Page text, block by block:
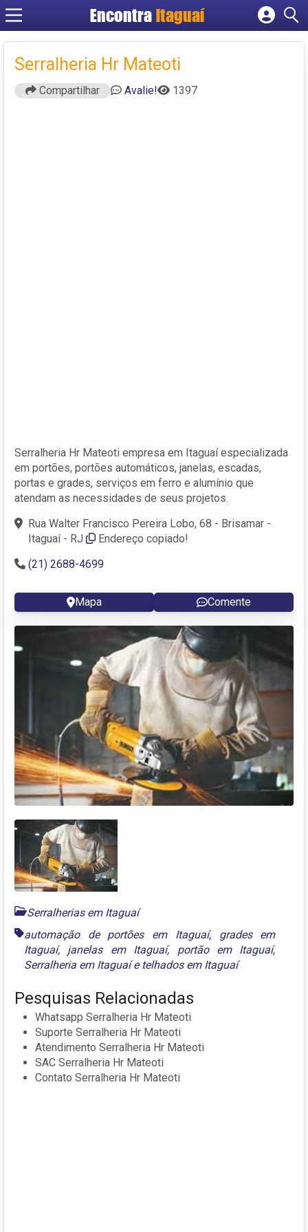
EncontraItaguaí
Cadastrar empresa
Criar conta
Serralheria Hr Mateoti
Compartilhar Avalie! 1397
Serralheria Hr Mateoti empresa em Itaguaí especializada
em portões, portões automáticos, janelas, escadas,
portas e grades, serviços em ferro e alumínio que
atendam as necessidades de seus projetos.
Rua Walter Francisco Pereira Lobo, 68 - Brisamar -
Itaguaí - RJ
Endereço copiado!
(21) 2688-4699
Mapa Comente
Serralherias em Itaguaí
automação de portões em Itaguaí, grades em
Itaguaí, janelas em Itaguaí, portão em Itaguaí,
Serralheria em Itaguaíe telhados em Itaguaí
Pesquisas Relacionadas
Whatsapp Serralheria Hr Mateoti
Suporte Serralheria Hr Mateoti
Atendimento Serralheria Hr Mateoti
SAC Serralheria Hr Mateoti
Contato Serralheria Hr Mateoti